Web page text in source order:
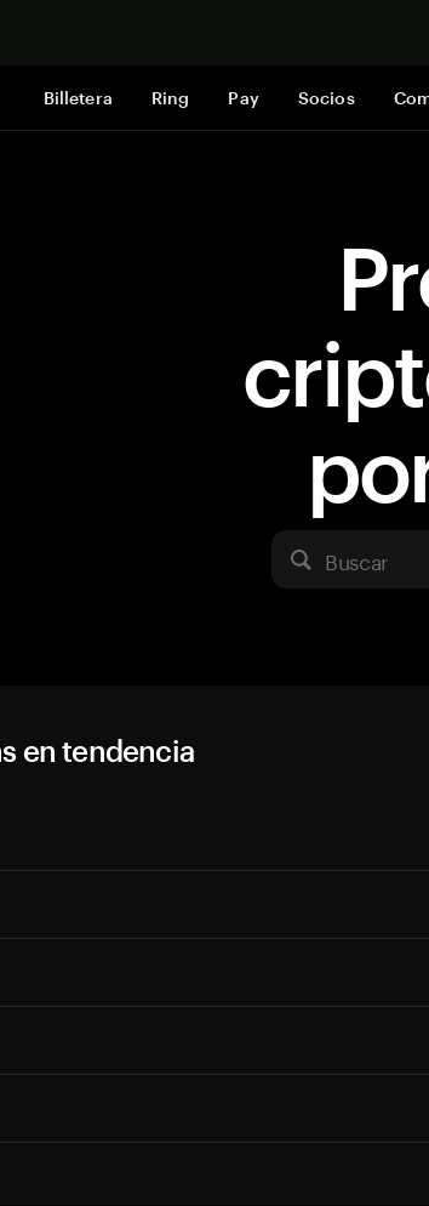
Billetera Ring Pay Socios
Buscar
en tendencia